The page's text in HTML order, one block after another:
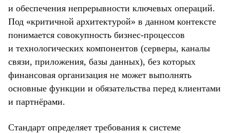
и обеспечения непрерывности ключевых операций.
Под «критичной архитектурой» в данном контексте
понимается совокупность бизнес-процессов
и технологических компонентов (серверы, каналы
связи, приложения, базы данных), без которых
финансовая организация не может выполнять
основные функции и обязательства перед клиентами
и партнёрами.
Стандарт определяет требования к системе